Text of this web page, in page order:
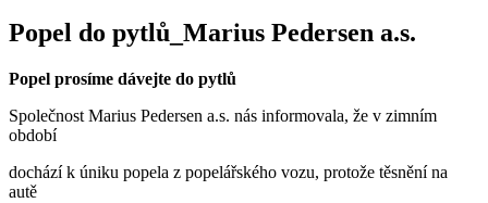
Popel do pytlů_Marius Pedersen a.s.
Popel prosíme dávejte do pytlů
Společnost Marius Pedersen a.s. nás informovala, že v zimním
období
dochází k úniku popela z popelářského vozu, protože těsnění na
autě